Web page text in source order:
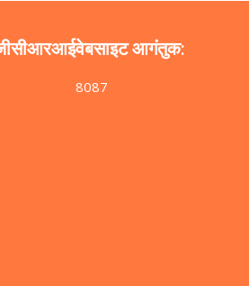
वेबसाइट आगंतुक:
8087